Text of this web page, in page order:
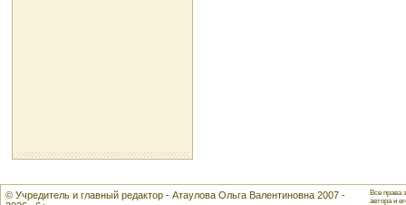
© Учредитель и главный редактор - Атаулова Ольга Валентиновна 2007 -
Все права
автора и